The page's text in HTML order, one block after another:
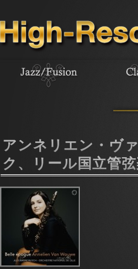
アンネリエン・ヴ
ク、リール国立管